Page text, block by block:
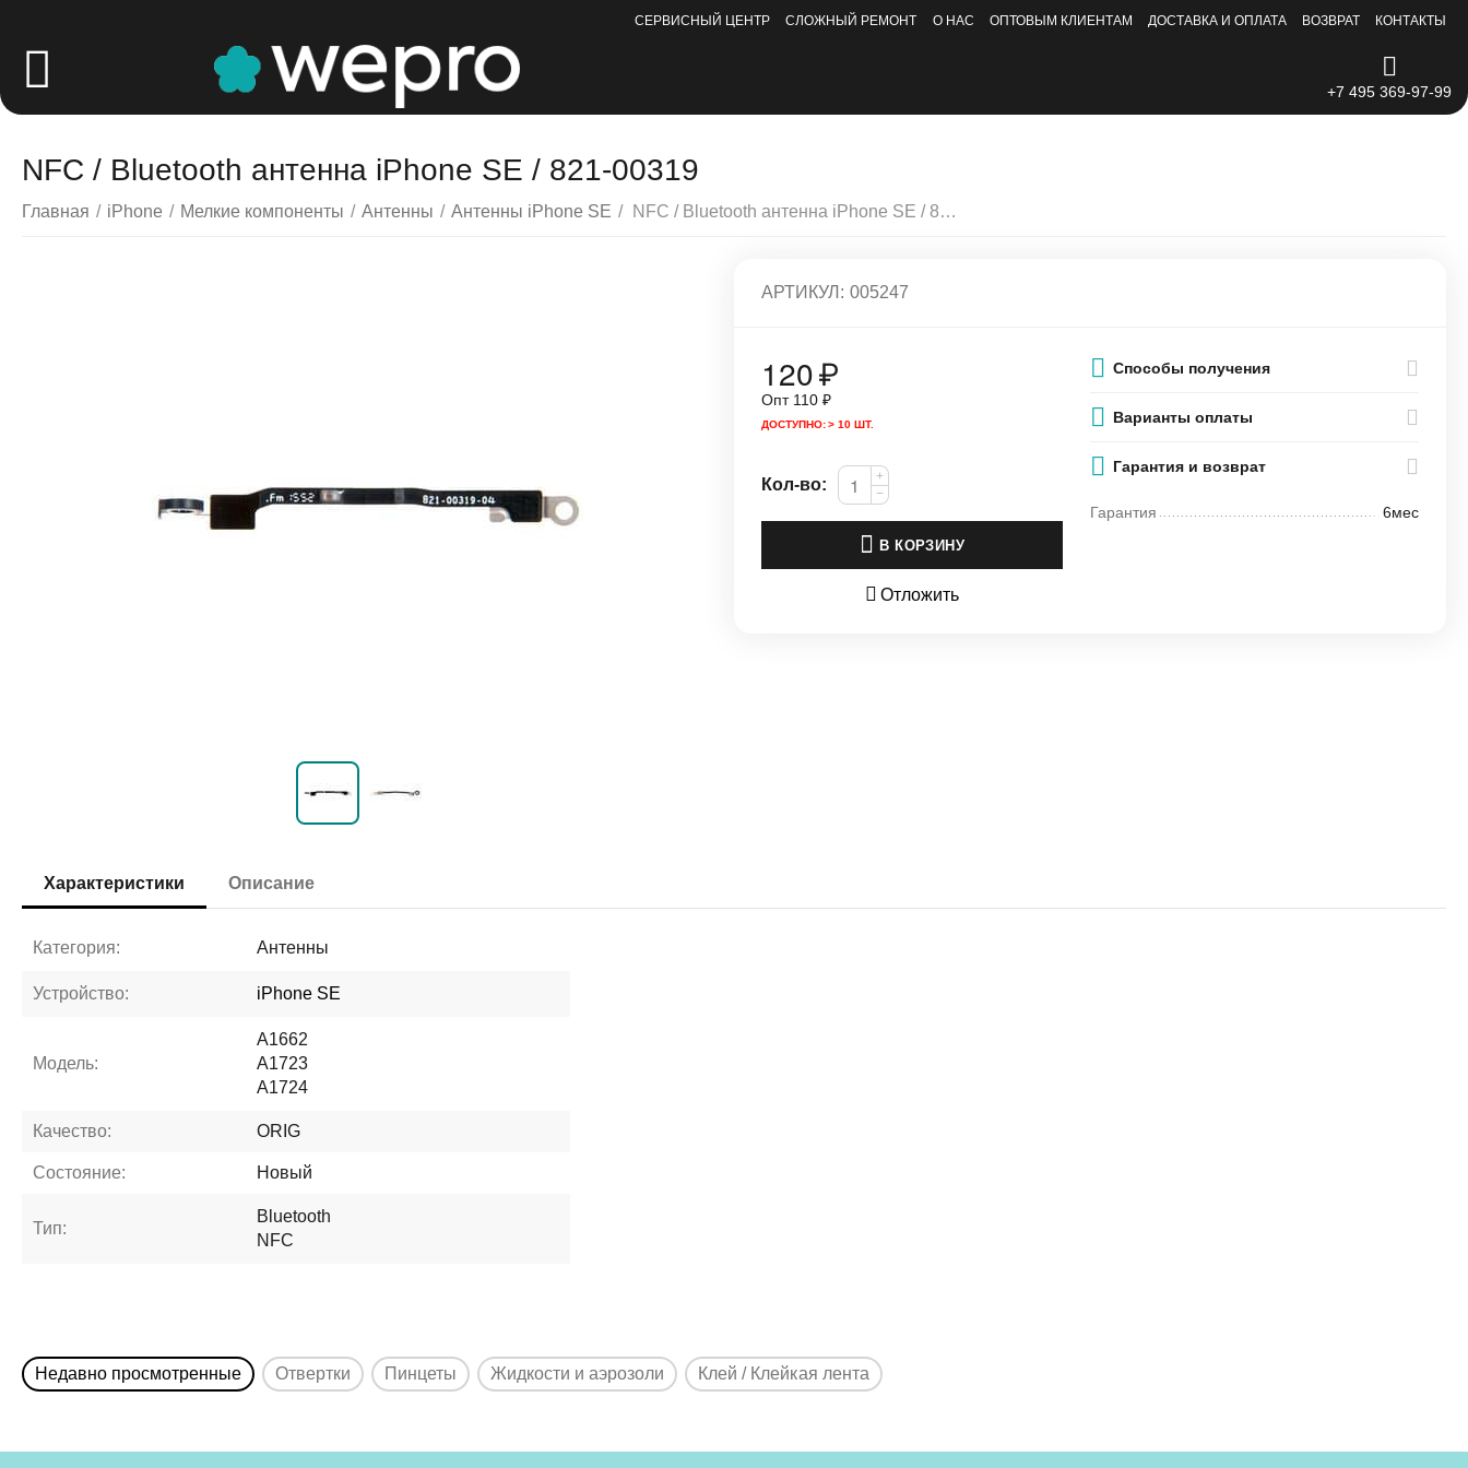
СЕРВИСНЫЙ ЦЕНТР СЛОЖНЫЙ РЕМОНТ О НАС ОПТОВЫМ КЛИЕНТАМ ДОСТАВКА И ОПЛАТА ВОЗВРАТ КОНТАКТЫ
+7 495 369-97-99
NFC / Bluetooth антенна iPhone SE / 821-00319
Главная / iPhone / Мелкие компоненты / Антенны / Антенны iPhone SE / NFC / Bluetooth антенна iPhone SE / 821-00319
АРТИКУЛ: 005247
120₽
Опт 110 ₽
ДОСТУПНО:> 10 ШТ.
Кол-во:
+
−
В КОРЗИНУ
Отложить
Способы получения
Варианты оплаты
Гарантия и возврат
Гарантия 6мес
Характеристики Описание
Категория: Антенны
Устройство: iPhone SE
Модель:
A1662
A1723
A1724
Качество: ORIG
Состояние: Новый
Тип:
Bluetooth
NFC
Недавно просмотренные Отвертки Пинцеты Жидкости и аэрозоли Клей / Клейкая лента